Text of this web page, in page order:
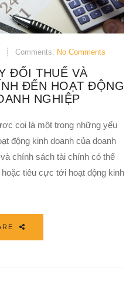
Comments: No Comments
ĐỔI THUẾ VÀ
ĐẾN HOẠT ĐỘNG
NGHIỆP
coi là một trong những yếu
động kinh doanh của doanh
chính sách tài chính có thể
tiêu cực tới hoạt động kinh